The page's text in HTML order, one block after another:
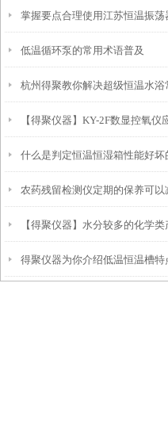
解吗？
掌握要点合理使用江苏恒温振荡
低温循环泵的常用术语普及
杭州得聚教你解决超级恒温水浴
故障
【得聚仪器】KY-2F数显控氧仪
什么是判定恒温恒湿箱性能好坏
要参数？
农药残留检测仪定期的保养可以
不必要的损失
【得聚仪器】水分较多的化学类
在干燥箱内测定
得聚仪器为你介绍低温恒温槽特